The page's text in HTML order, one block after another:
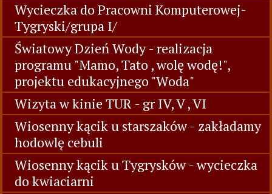
Wycieczka do Pracowni Komputerowej-
Tygryski/grupa I/
Światowy Dzień Wody - realizacja
programu "Mamo, Tato , wolę wodę!",
projektu edukacyjnego "Woda"
Wizyta w kinie TUR - gr IV, V , VI
Wiosenny kącik u starszaków - zakładamy
hodowlę cebuli
Wiosenny kącik u Tygrysków - wycieczka
do kwiaciarni